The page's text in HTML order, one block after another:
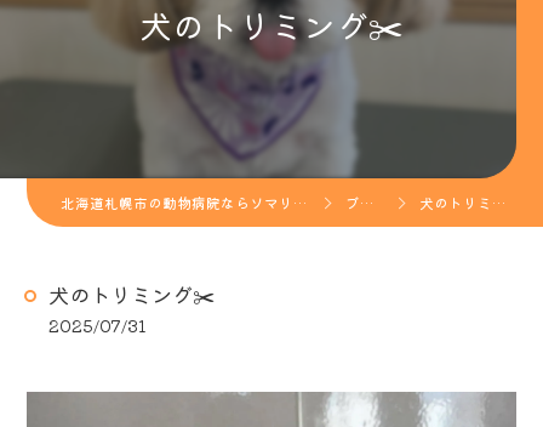
犬のトリミング✂️
北海道札幌市の動物病院ならソマリ犬猫病院 ブログ 犬のトリミング✂️
犬のトリミング✂️
2025/07/31